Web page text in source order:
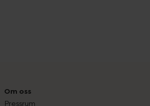
Om oss
Pressrum